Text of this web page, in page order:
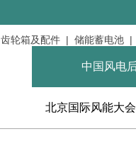
及配件 | 储能蓄电池 | 大风
中国风电
北京国际风能大